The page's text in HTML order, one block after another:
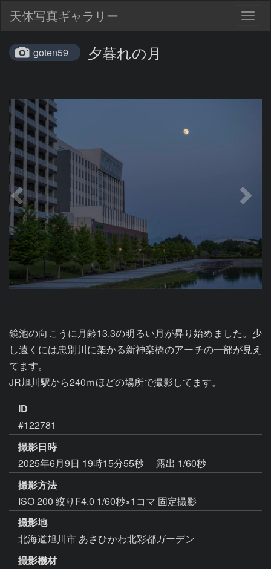
天体写真ギャラリー
goten59 夕暮れの月
鏡池の向こうに月齢13.3の明るい月が昇り始めました。少
し遠くには忠別川に架かる新神楽橋のアーチの一部が見え
てます。
JR旭川駅から240ｍほどの場所で撮影してます。
ID
#122781
撮影日時
2025年6月9日 19時15分55秒
露出 1/60秒
撮影方法
ISO 200 絞りF4.0 1/60秒×1コマ 固定撮影
撮影地
北海道旭川市 あさひかわ北彩都ガーデン
撮影機材